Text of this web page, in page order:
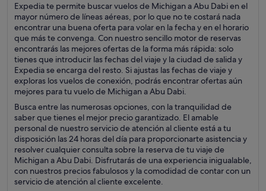
Expedia te permite buscar vuelos de Michigan a Abu Dabi en el
mayor número de líneas aéreas, por lo que no te costará nada
encontrar una buena oferta para volar en la fecha y en el horario
que más te convenga. Con nuestro sencillo motor de reservas
encontrarás las mejores ofertas de la forma más rápida: solo
tienes que introducir las fechas del viaje y la ciudad de salida y
Expedia se encarga del resto. Si ajustas las fechas de viaje y
exploras los vuelos de conexión, podrás encontrar ofertas aún
mejores para tu vuelo de Michigan a Abu Dabi.
Busca entre las numerosas opciones, con la tranquilidad de
saber que tienes el mejor precio garantizado. El amable
personal de nuestro servicio de atención al cliente está a tu
disposición las 24 horas del día para proporcionarte asistencia y
resolver cualquier consulta sobre la reserva de tu viaje de
Michigan a Abu Dabi. Disfrutarás de una experiencia inigualable,
con nuestros precios fabulosos y la comodidad de contar con un
servicio de atención al cliente excelente.